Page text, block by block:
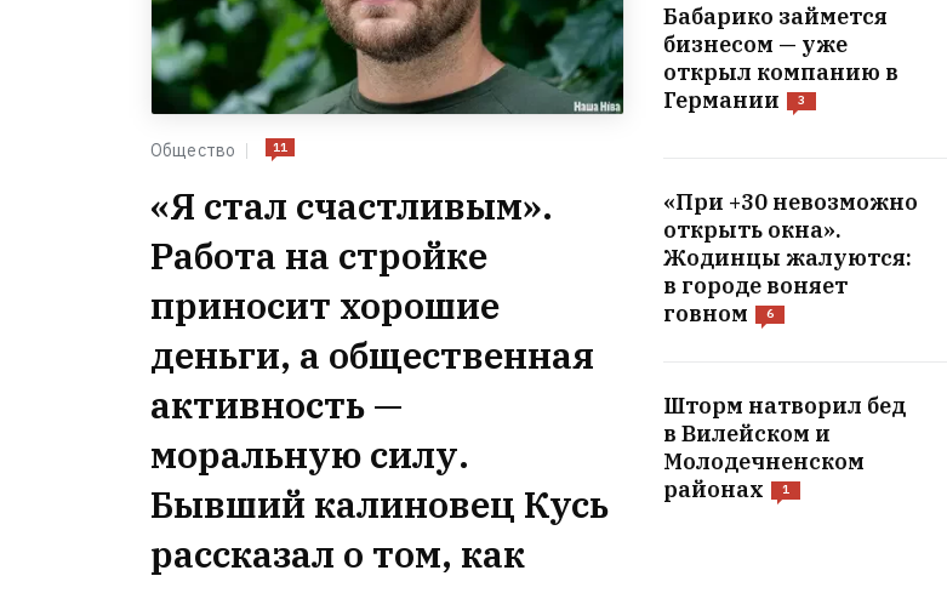
Общество 11
«Я стал счастливым».
Работа на стройке
приносит хорошие
деньги, а общественная
активность —
моральную силу.
Бывший калиновец Кусь
рассказал о том, как
Бабарико займется
бизнесом — уже
открыл компанию в
Германии
3
«При +30 невозможно
открыть окна».
Жодинцы жалуются:
в городе воняет
говном
6
Шторм натворил бед
в Вилейском и
Молодечненском
районах
1